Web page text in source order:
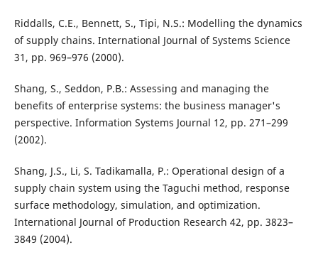
Riddalls, C.E., Bennett, S., Tipi, N.S.: Modelling the dynamics
of supply chains. International Journal of Systems Science
31, pp. 969–976 (2000).
Shang, S., Seddon, P.B.: Assessing and managing the
benefits of enterprise systems: the business manager's
perspective. Information Systems Journal 12, pp. 271–299
(2002).
Shang, J.S., Li, S. Tadikamalla, P.: Operational design of a
supply chain system using the Taguchi method, response
surface methodology, simulation, and optimization.
International Journal of Production Research 42, pp. 3823–
3849 (2004).